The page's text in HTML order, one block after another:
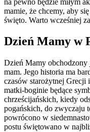
mamie, że chcemy, aby
święto. Warto wcześniej
Dzień Mamy w
Dzień Mamy obchodzony
mam. Jego historia ma
czasów starożytnej Grecji
matki-boginie będące
chrześcijańskich, kiedy
pogańskich, do zwyczaju
powrócono w
postu świętowano w